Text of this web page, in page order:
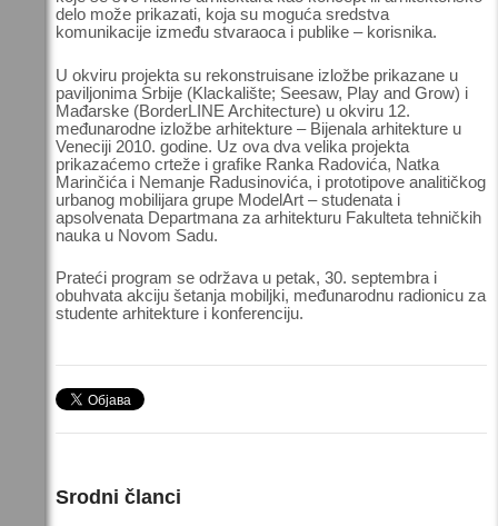
delo može prikazati, koja su moguća sredstva
komunikacije između stvaraoca i publike – korisnika.
U okviru projekta su rekonstruisane izložbe prikazane u
paviljonima Srbije (Klackalište; Seesaw, Play and Grow) i
Mađarske (BorderLINE Architecture) u okviru 12.
međunarodne izložbe arhitekture – Bijenala arhitekture u
Veneciji 2010. godine. Uz ova dva velika projekta
prikazaćemo crteže i grafike Ranka Radovića, Natka
Marinčića i Nemanje Radusinovića, i prototipove analitičkog
urbanog mobilijara grupe ModelArt – studenata i
apsolvenata Departmana za arhitekturu Fakulteta tehničkih
nauka u Novom Sadu.
Prateći program se održava u petak, 30. septembra i
obuhvata akciju šetanja mobiljki, međunarodnu radionicu za
studente arhitekture i konferenciju.
Srodni članci